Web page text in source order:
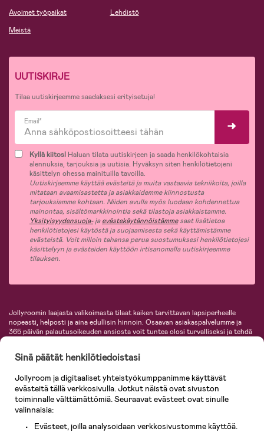
Avoimet työpaikat
Meistä
Lehdistö
UUTISKIRJE
Tilaa uutiskirjeemme saadaksesi erityisetuja!
Email*
Kyllä kiitos! Haluan tilata uutiskirjeen ja saada henkilökohtaisia
alennuksia, tarjouksia ja uutisia. Hyväksyn siten henkilötietojeni
käsittelyn ohessa mainituilla tavoilla.
Uutiskirjeemme käyttää evästeitä ja muita vastaavia tekniikoita, joilla
mitataan avaamisastetta ja asiakkaidemme kiinnostusta
tarjouksiamme kohtaan. Niiden avulla myös luodaan kohdennettua
mainontaa, sisältömarkkinointia sekä tilastoja asiakkaistamme.
Yksityisyydensuoja-jaevästekäytännöistämmesaat lisätietoa
henkilötietojesi käytöstä ja suojaamisesta sekä käyttämistämme
evästeistä. Voit milloin tahansa perua suostumuksesi henkilötietojesi
käsittelyyn ja evästeiden käyttöön irtisanomalla uutiskirjeemme
tilauksen.
Jollyroomin laajasta valikoimasta tilaat kaiken tarvittavan lapsiperheelle
nopeasti, helposti ja aina edullisin hinnoin. Osaavan asiakaspalvelumme ja
365 päivän palautusoikeuden ansiosta voit tuntea olosi turvalliseksi ja tehdä
lastentarvikkeita sekä paljon muuta. Meiltä löydät lukuisia tunnettuja
KidKraft, Ergobaby, Philips Avent, Neonate, Cybex, LEGO ja monia muita!
Tervetuloa shoppailemaan Pohjoismaiden suurimpaan lastentarvikkeiden
verkkokauppaan!
Sinä päätät henkilötiedoistasi
Jollyroom ja digitaaliset yhteistyökumppanimme käyttävät
evästeitä tällä verkkosivulla. Jotkut näistä ovat sivuston
toiminnalle välttämättömiä. Seuraavat evästeet ovat sinulle
valinnaisia:
Evästeet, joilla analysoidaan verkkosivustomme käyttöä.